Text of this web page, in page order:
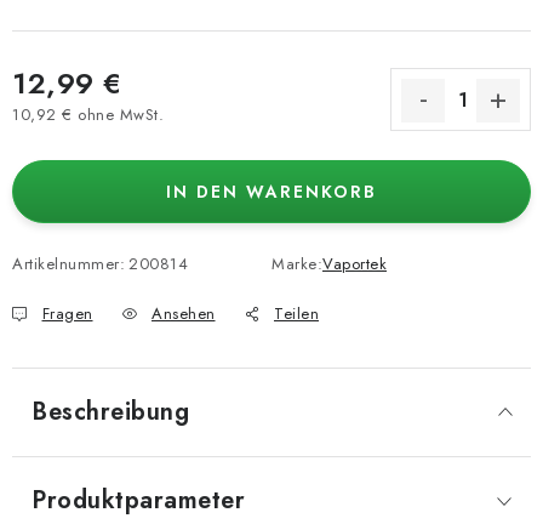
12,99 €
10,92 € ohne MwSt.
IN DEN WARENKORB
Artikelnummer: 200814 Marke:Vaportek
Fragen Ansehen Teilen
Beschreibung
Produktparameter